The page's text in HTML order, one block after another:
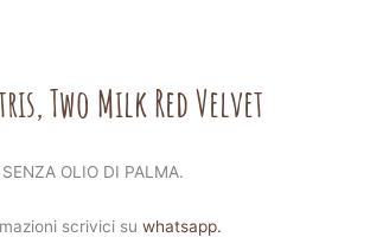
Two Milk Red Velvet
OLIO DI PALMA.
scrivici su whatsapp.